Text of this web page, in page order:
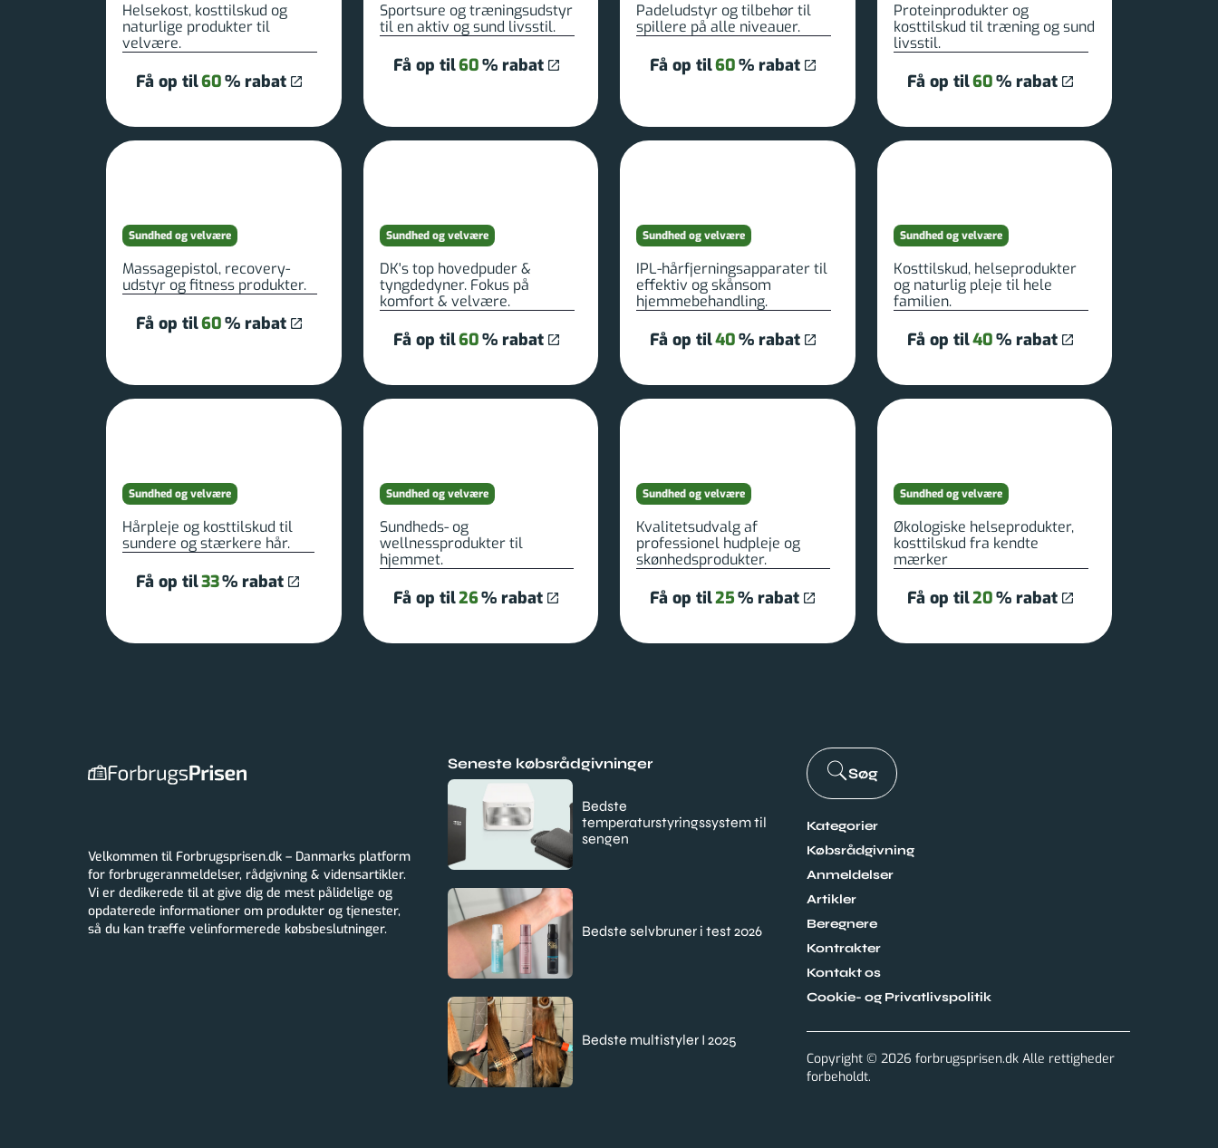
Helsekost, kosttilskud og
naturlige produkter til
velvære.
Få op til60% rabat
Sportsure og træningsudstyr
til en aktiv og sund livsstil.
Få op til60% rabat
Padeludstyr og tilbehør til
spillere på alle niveauer.
Få op til60% rabat
Proteinprodukter og
kosttilskud til træning og sund
livsstil.
Få op til60% rabat
Sundhed og velvære
Massagepistol, recovery-
udstyr og fitness produkter.
Få op til60% rabat
Sundhed og velvære
DK's top hovedpuder &
tyngdedyner. Fokus på
komfort & velvære.
Få op til60% rabat
Sundhed og velvære
IPL-hårfjerningsapparater til
effektiv og skånsom
hjemmebehandling.
Få op til40% rabat
Sundhed og velvære
Kosttilskud, helseprodukter
og naturlig pleje til hele
familien.
Få op til40% rabat
Sundhed og velvære
Hårpleje og kosttilskud til
sundere og stærkere hår.
Få op til33% rabat
Sundhed og velvære
Sundheds- og
wellnessprodukter til
hjemmet.
Få op til26% rabat
Sundhed og velvære
Kvalitetsudvalg af
professionel hudpleje og
skønhedsprodukter.
Få op til25% rabat
Sundhed og velvære
Økologiske helseprodukter,
kosttilskud fra kendte
mærker
Få op til20% rabat
Velkommen til Forbrugsprisen.dk – Danmarks platform
for forbrugeranmeldelser, rådgivning & vidensartikler.
Vi er dedikerede til at give dig de mest pålidelige og
opdaterede informationer om produkter og tjenester,
så du kan træffe velinformerede købsbeslutninger.
Seneste købsrådgivninger
Bedste
temperaturstyringssystem til
sengen
Bedste selvbruner i test 2026
Bedste multistyler I 2025
Søg
Kategorier
Købsrådgivning
Anmeldelser
Artikler
Beregnere
Kontrakter
Kontakt os
Cookie- og Privatlivspolitik
Copyright © 2026 forbrugsprisen.dk Alle rettigheder
forbeholdt.